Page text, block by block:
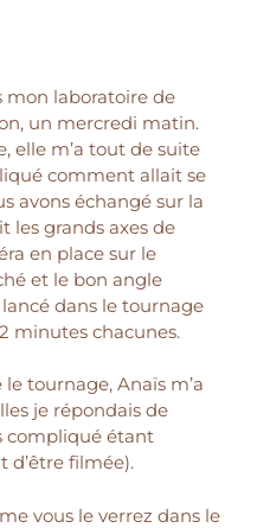
mon laboratoire de
un mercredi matin.
elle m’a tout de suite
comment allait se
avons échangé sur la
les grands axes de
en place sur le
et le bon angle
dans le tournage
minutes chacunes.
tournage, Anaïs m’a
je répondais de
compliqué étant
d’être filmée).
vous le verrez dans le